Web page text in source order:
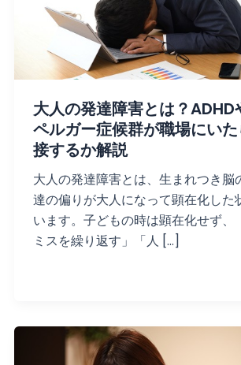
大人の発達障害とは？ADHD
ペルガー症候群が職場にいた
接するか解説
大人の発達障害とは、生まれつき脳
達の偏りが大人になって顕在化した
います。子どもの時は顕在化せず、
ミスを繰り返す」「人 […]